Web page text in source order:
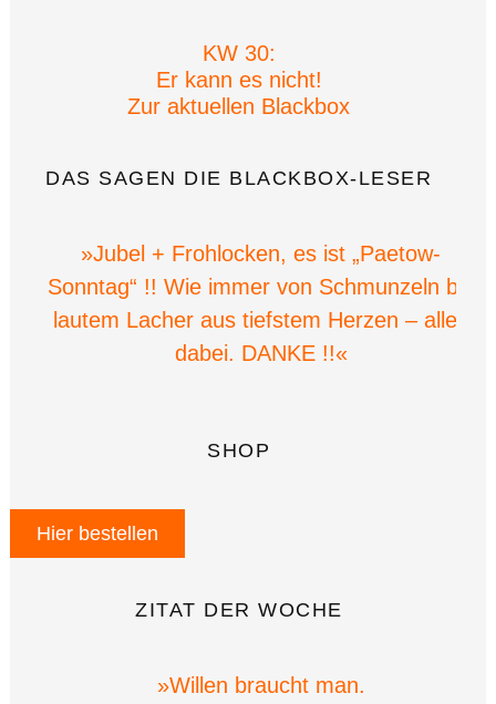
KW 30:
Er kann es nicht!
Zur aktuellen Blackbox
DAS SAGEN DIE BLACKBOX-LESER
»Jubel + Frohlocken, es ist „Paetow-
Sonntag“ !! Wie immer von Schmunzeln bis
lautem Lacher aus tiefstem Herzen – alles
dabei. DANKE !!«
SHOP
Hier bestellen
ZITAT DER WOCHE
»Willen braucht man.